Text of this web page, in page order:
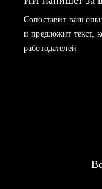
Сопоставит ваш
и предложит текст,
работодателей